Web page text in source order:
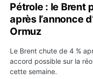
Pétrole : le Brent
après l’annonce
Ormuz
Le Brent chute de 4 %
accord possible sur la
cette semaine.